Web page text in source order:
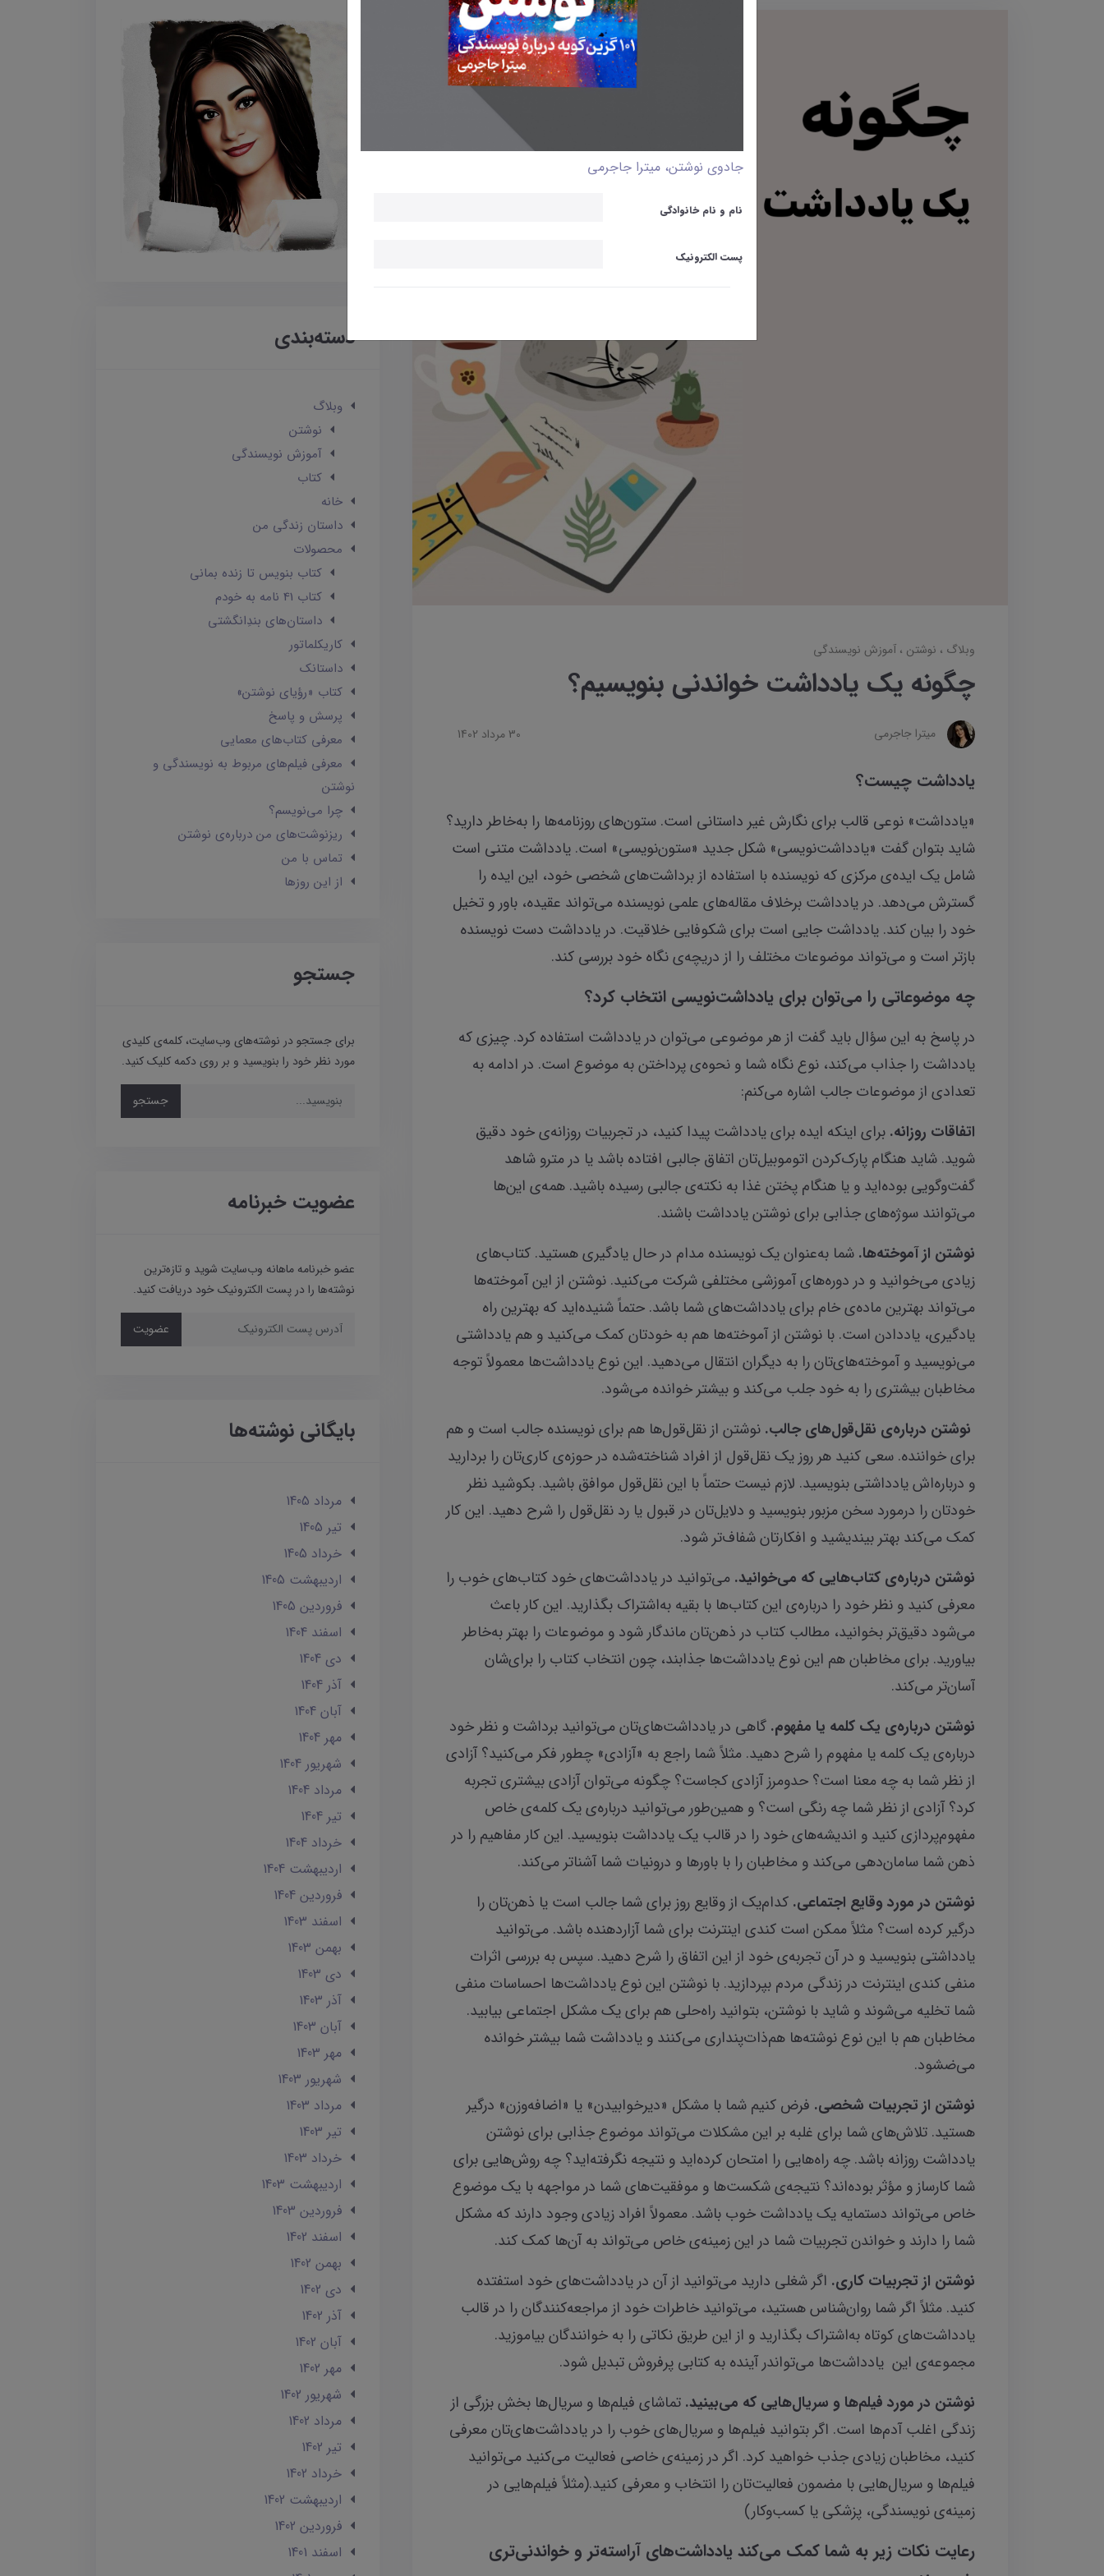
جادوی نوشتن، میترا جاجرمی
نام و نام خانوادگی
پست الکترونیک
وبلاگ نوشتن آموزش نویسندگی
چگونه یک یادداشت خواندنی بنویسیم؟
میترا جاجرمی 30 مرداد 1402
یادداشت چیست؟
«یادداشت‌» نوعی قالب برای نگارش غیر داستانی است. ستون‌های روزنامه‌ها را به‌خاطر دارید؟
شاید بتوان گفت «یادداشت‌نویسی» شکل جدید «ستون‌نویسی» است. یادداشت متنی است
شامل یک ایده‌ی مرکزی که نویسنده با استفاده از برداشت‌های شخصی خود، این ایده را
گسترش می‌دهد. در یادداشت برخلاف مقاله‌های علمی نویسنده می‌تواند عقیده، باور و تخیل
خود را بیان کند. یادداشت‌ جایی است برای شکوفایی خلاقیت. در یادداشت دست نویسنده
بازتر است و می‌تواند موضوعات مختلف را از دریچه‌ی نگاه خود بررسی کند.
چه موضوعاتی را می‌توان برای یادداشت‌نویسی انتخاب کرد؟
در پاسخ به این سؤال باید گفت از هر موضوعی می‌توان در یادداشت استفاده کرد. چیزی که
یادداشت را جذاب می‌کند، نوع نگاه شما و نحوه‌ی پرداختن به موضوع است. در ادامه به
تعدادی از موضوعات جالب اشاره می‌کنم:
اتفاقات روزانه. برای اینکه ایده برای یادداشت پیدا کنید، در تجربیات روزانه‌ی خود دقیق
شوید. شاید هنگام پارک‌کردن اتوموبیل‌تان اتفاق جالبی افتاده باشد یا در مترو شاهد
گفت‌وگویی بوده‌اید و یا هنگام پختن غذا به نکته‌ی جالبی رسیده باشید. همه‌ی این‌ها
می‌توانند سوژه‌های جذابی برای نوشتن یادداشت باشند.
نوشتن از آموخته‌ها. شما به‌عنوان یک نویسنده مدام در حال یادگیری هستید. کتاب‌های
زیادی می‌خوانید و در دوره‌های آموزشی مختلفی شرکت می‌کنید. نوشتن از این آموخته‌ها
می‌تواند بهترین ماده‌ی خام برای یادداشت‌های شما باشد. حتماً شنیده‌اید که بهترین راه
یادگیری، یاددادن است. با نوشتن از آموخته‌ها هم به خودتان کمک می‌کنید و هم یادداشتی
می‌نویسید و آموخته‌های‌تان را به دیگران انتقال می‌دهید. این نوع یادداشت‌ها معمولاً توجه
مخاطبان بیشتری را به خود جلب می‌کند و بیشتر خوانده می‌شود.
نوشتن درباره‌ی نقل‌قول‌های جالب. نوشتن از نقل‌قول‌ها هم برای نویسنده جالب است و هم
برای خواننده. سعی کنید هر روز یک نقل‌قول از افراد شناخته‌شده در حوزه‌ی کاری‌تان را بردارید
و درباره‌اش یادداشتی بنویسید. لازم نیست حتماً با این نقل‌قول موافق باشید. بکوشید نظر
خودتان را درمورد سخن مزبور بنویسید و دلایل‌تان در قبول یا رد نقل‌قول را شرح دهید. این کار
کمک می‌کند بهتر بیندیشید و افکارتان شفاف‌تر شود.
نوشتن درباره‌ی کتاب‌هایی که می‌خوانید. می‌توانید در یادداشت‌های خود کتاب‌های خوب را
معرفی کنید و نظر خود را درباره‌ی این کتاب‌ها با بقیه به‌اشتراک بگذارید. این کار باعث
می‌شود دقیق‌تر بخوانید، مطالب کتاب در ذهن‌تان ماندگار شود و موضوعات را بهتر به‌خاطر
بیاورید. برای مخاطبان هم این نوع یادداشت‌ها جذابند، چون انتخاب کتاب را برای‌شان
آسان‌‌تر می‌کند.
نوشتن درباره‌ی یک کلمه یا مفهوم. گاهی در یادداشت‌های‌تان می‌توانید برداشت و نظر خود
درباره‌ی یک کلمه یا مفهوم را شرح دهید. مثلاً شما راجع به «آزادی» چطور فکر می‌کنید؟ آزادی
از نظر شما به چه معنا است؟ حدومرز آزادی کجاست؟ چگونه می‌توان آزادی بیشتری تجربه
کرد؟ آزادی از نظر شما چه رنگی است؟ و همین‌طور می‌توانید درباره‌ی یک کلمه‌ی خاص
مفهوم‌پردازی کنید و اندیشه‌های خود را در قالب یک یادداشت بنویسید. این کار مفاهیم را در
ذهن شما سامان‌دهی می‌کند و مخاطبان را با باورها و درونیات شما آشناتر می‌کند.
نوشتن در مورد وقایع اجتماعی. کدام‌یک از وقایع روز برای شما جالب است یا ذهن‌تان را
درگیر کرده است؟ مثلاً ممکن است کندی اینترنت برای شما آزاردهنده باشد. می‌توانید
یادداشتی بنویسید و در آن تجربه‌ی خود از این اتفاق را شرح دهید. سپس به بررسی اثرات
منفی کندی اینترنت در زندگی مردم بپردازید. با نوشتن این نوع یادداشت‌ها احساسات منفی
شما تخلیه می‌شوند و شاید با نوشتن، بتوانید راه‌حلی هم برای یک مشکل اجتماعی بیابید.
مخاطبان هم با این نوع نوشته‌ها هم‌ذات‌پنداری می‌کنند و یادداشت شما بیشتر خوانده
می‌ضشود.
نوشتن از تجربیات شخصی. فرض کنیم شما با مشکل «دیرخوابیدن» یا «اضافه‌وزن» درگیر
هستید. تلاش‌های شما برای غلبه بر این مشکلات می‌تواند موضوع جذابی برای نوشتن
یادداشت روزانه باشد. چه راه‌هایی را امتحان کرده‌اید و نتیجه نگرفته‌اید؟ چه روش‌هایی برای
شما کارساز و مؤثر بوده‌اند؟ نتیجه‌ی شکست‌ها و موفقیت‌های شما در مواجهه با یک موضوع
خاص می‌تواند دستمایه یک یادداشت خوب باشد. معمولاً افراد زیادی وجود دارند که مشکل
شما را دارند و خواندن تجربیات شما در این زمینه‌ی خاص می‌تواند به آن‌ها کمک کند.
نوشتن از تجربیات کاری. اگر شغلی دارید می‌توانید از آن در یادداشت‌های خود استفتده
کنید. مثلاً اگر شما روان‌شناس هستید، می‌توانید خاطرات خود از مراجعه‌کنندگان را در قالب
یادداشت‌های کوتاه به‌اشتراک بگذارید و از این طریق نکاتی را به خوانندگان بیاموزید.
مجموعه‌ی این یادداشت‌ها می‌تواندر آینده به کتابی پرفروش تبدیل شود.
نوشتن در مورد فیلم‌ها و سریال‌هایی که می‌بینید. تماشای فیلم‌ها و سریال‌ها بخش بزرگی از
زندگی اغلب آدم‌ها است. اگر بتوانید فیلم‌ها و سریال‌های خوب را در یادداشت‌های‌تان معرفی
کنید، مخاطبان زیادی جذب خواهید کرد. اگر در زمینه‌ی خاصی فعالیت می‌کنید می‌توانید
فیلم‌ها و سریال‌هایی با مضمون فعالیت‌تان را انتخاب و معرفی کنید.(مثلاً فیلم‌هایی در
زمینه‌ی نویسندگی، پزشکی یا کسب‌وکار)
رعایت نکات زیر به شما کمک می‌کند یادداشت‌های آراسته‌تر و خواندنی‌تری
دسته‌بندی
وبلاگ
نوشتن
آموزش نویسندگی
کتاب
خانه
داستان زندگی من
محصولات
کتاب بنویس تا زنده بمانی
کتاب 41 نامه به خودم
داستان‌های بندِانگشتی
کاریکلماتور
داستانک‌
کتاب «رؤیای نوشتن»
پرسش و پاسخ
معرفی کتاب‌های معمایی
معرفی فیلم‌های مربوط به نویسندگی و
نوشتن
چرا می‌نویسم؟
ریزنوشت‌های من درباره‌ی نوشتن
تماس با من
از این روزها
جستجو
برای جستجو در نوشته‌های وب‌سایت، کلمه‌ی کلیدی
مورد نظر خود را بنویسید و بر روی دکمه کلیک کنید.
جستجو
عضویت خبرنامه
عضو خبرنامه ماهانه وب‌سایت شوید و تازه‌ترین
نوشته‌ها را در پست الکترونیک خود دریافت کنید.
عضویت
بایگانی نوشته‌ها
مرداد 1405
تير 1405
خرداد 1405
ارديبهشت 1405
فروردین 1405
اسفند 1404
دی 1404
آذر 1404
آبان 1404
مهر 1404
شهریور 1404
مرداد 1404
تير 1404
خرداد 1404
ارديبهشت 1404
فروردین 1404
اسفند 1403
بهمن 1403
دی 1403
آذر 1403
آبان 1403
مهر 1403
شهریور 1403
مرداد 1403
تير 1403
خرداد 1403
ارديبهشت 1403
فروردین 1403
اسفند 1402
بهمن 1402
دی 1402
آذر 1402
آبان 1402
مهر 1402
شهریور 1402
مرداد 1402
تير 1402
خرداد 1402
ارديبهشت 1402
فروردین 1402
اسفند 1401